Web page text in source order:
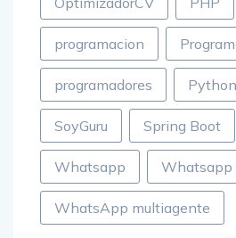
OptimizadorCV PHP
programacion
programadores Python
SoyGuru Spring Boot
Whatsapp Whatsapp
WhatsApp multiagente